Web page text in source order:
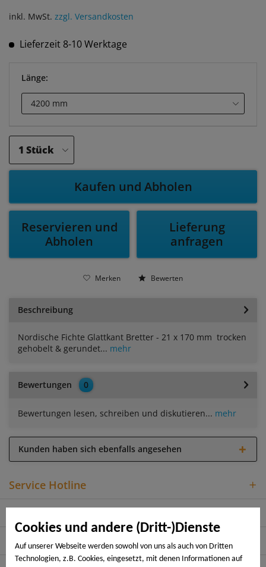
Cookies und andere (Dritt-)Dienste
Auf unserer Webseite werden sowohl von uns als auch von Dritten
Technologien, z.B. Cookies, eingesetzt, mit denen Informationen auf
inkl. MwSt. zzgl. Versandkosten
Lieferzeit 8-10 Werktage
Länge:
Kaufen und Abholen
Reservieren und
Abholen
Lieferung
anfragen
Merken Bewerten
Beschreibung
Nordische Fichte Glattkant Bretter - 21 x 170 mm trocken
gehobelt & gerundet... mehr
Bewertungen 0
Bewertungen lesen, schreiben und diskutieren... mehr
Kunden haben sich ebenfalls angesehen
Service Hotline
Informationen